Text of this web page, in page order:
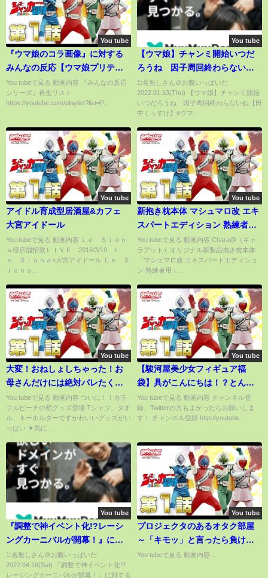
You tube
『ウマ娘のコラ画像』に対する
みんなの反応【ウマ娘プリティ
ーダービー】
You tubeで見る 動画内容 『みんなの反応
シリーズ』再生リスト
https://youtube.com/playlist?list=P...
You tube
【ウマ娘】チャンミ開始いつだ
ろうね 因子周回終わらないね
【田中くぅすけ】#ウマ娘プリテ
ィダービー
1:名無しさん＠お腹いっぱいだ
2022.01.13(Thu) 【ウマ娘】チャンミ開始
いつだろうね 因子周回終わらないね【田
中くぅすけ】#ウマ...
You tube
アイドル育成型居酒屋&カフェ
大宮アイドール
You tubeで見る 動画内容 Ｌｅ Ｓｉａｎ
ａ様店舗招致ＬＩＶＥ 2016/3/19 Ｌ
ｅ Ｓｉａｎａ×大宮アイドール Ｌｅ Ｓ
ｉａｎａ...
You tube
新抱き枕本体 マシュマロ改 エキ
スパートエディション 熟練者用
開封の儀＆カバー装着の儀
You tubeで見る 動画内容 Chara@（キャ
ラアット）オリジナル新製品抱き枕本体
「マシュマロ改 エキスパートエディショ
ン 熟練者用」...
You tube
大変！おねしょしちゃった！お
母さんだけには絶対バレたくな
い。第一回おねしょ言い訳選手
権【マインクラフト】
You tubeで見る 動画内容 ついに！！カラ
フルピーチの初グッズ登場 Tシャツ、タオ
ル、キーホルダーですかわいいグッズがい
っぱい ▼気に...
You tube
【駿河屋美少女フィギュア福
袋】具がこんにちは！？とんで
もないフィギュアが入ってい
た！！
You tubeで見る 動画内容 チャンネル登
録、Twitterの方もよかったらお願いしま
す！ チャンネル登録 http://youtube...
You tube
『調整で神イベント化!?レーシ
ングカーニバルが開幕！』に対
するみんなの反応🐎まとめ【ウ
マ娘プリティーダービー】【レ
1:名無しさん＠お腹いっぱいだ
2022.04.16(Sat) 『調整で神イベント化!?
レーシングカーニバルが開幕！』に対する
You tube
プロジェクタのあるオタク部屋
～「キモッ」と言ったら負け編
～
You tubeで見る 動画内容...